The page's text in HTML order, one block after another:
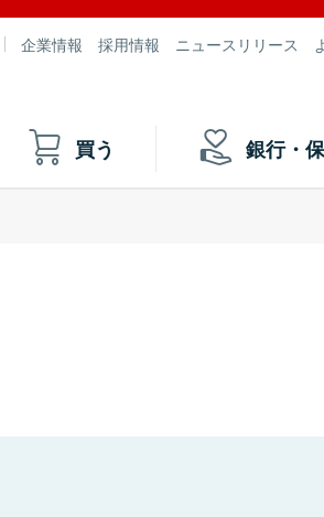
企業情報 採用情報 ニュースリリース
買う 銀行・